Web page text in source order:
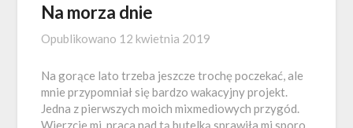
Na morza dnie
Opublikowano 12 kwietnia 2019
Na gorące lato trzeba jeszcze trochę poczekać, ale
mnie przypomniał się bardzo wakacyjny projekt.
Jedna z pierwszych moich mixmediowych przygód.
Wierzcie mi, praca nad tą butelką sprawiła mi sporo